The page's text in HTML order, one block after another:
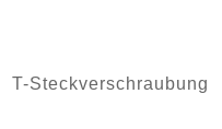
T-Steckverschraubung